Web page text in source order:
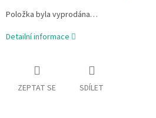
Položka byla vyprodána…
Detailní informace
ZEPTAT SE SDÍLET